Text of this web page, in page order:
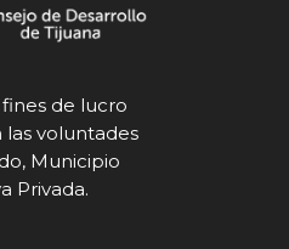
de lucro
las voluntades
Municipio
Privada.